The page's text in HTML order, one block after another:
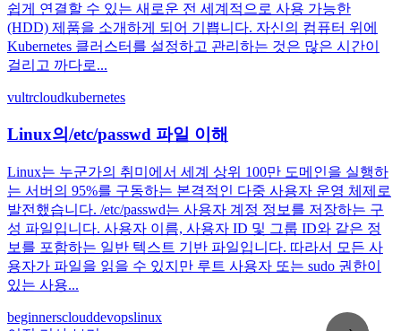
쉽게 연결할 수 있는 새로운 전 세계적으로 사용 가능한
(HDD) 제품을 소개하게 되어 기쁩니다. 자신의 컴퓨터 위에
Kubernetes 클러스터를 설정하고 관리하는 것은 많은 시간이
걸리고 까다로...
vultrcloudkubernetes
Linux의/etc/passwd 파일 이해
Linux는 누군가의 취미에서 세계 상위 100만 도메인을 실행하
는 서버의 95%를 구동하는 본격적인 다중 사용자 운영 체제로
발전했습니다. /etc/passwd는 사용자 계정 정보를 저장하는 구
성 파일입니다. 사용자 이름, 사용자 ID 및 그룹 ID와 같은 정
보를 포함하는 일반 텍스트 기반 파일입니다. 따라서 모든 사
용자가 파일을 읽을 수 있지만 루트 사용자 또는 sudo 권한이
있는 사용...
beginnersclouddevopslinux